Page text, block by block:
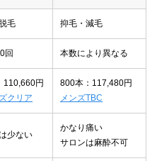
毛 抑毛・減毛
回 本数により異なる
110,660円
クリア
800本：117,480円
メンズTBC
少ない
かなり痛い
サロンは麻酔不可